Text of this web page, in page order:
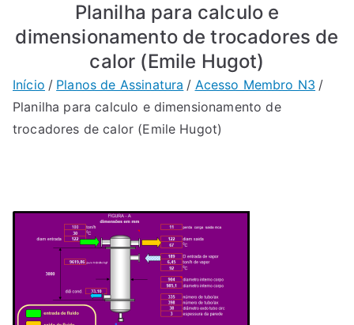
Planilha para calculo e
dimensionamento de trocadores de
calor (Emile Hugot)
Início Planos de Assinatura
Acesso Membro N3
Planilha para calculo e dimensionamento de
trocadores de calor (Emile Hugot)